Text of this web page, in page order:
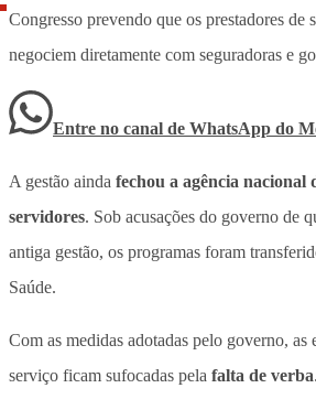
Congresso prevendo que os prestadores de
negociem diretamente com seguradoras e
Entre no canal de WhatsApp do
A gestão ainda fechou a agência nacional
servidores. Sob acusações do governo de
antiga gestão, os programas foram
Saúde.
Com as medidas adotadas pelo governo, as
serviço ficam sufocadas pela falta de verba